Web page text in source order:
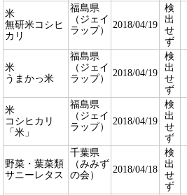
米
無研米コシヒ
カリ
福島県
（ジェイ
ラップ）
2018/04/19
検
出
せ
ず
米
うまかっ米
福島県
（ジェイ
ラップ）
2018/04/19
検
出
せ
ず
米
コシヒカリ
「米」
福島県
（ジェイ
ラップ）
2018/04/19
検
出
せ
ず
野菜・葉菜類
サニーレタス
千葉県
（みみず
の会）
2018/04/18
検
出
せ
ず